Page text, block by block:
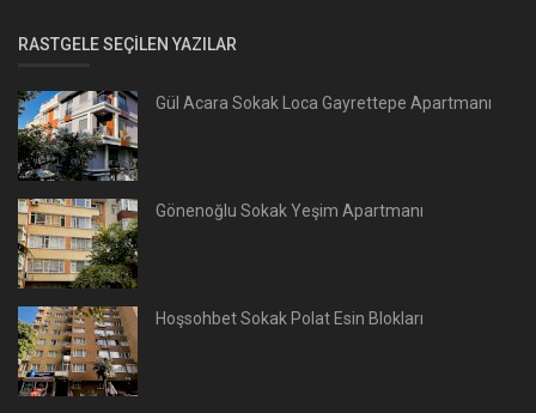
RASTGELE SEÇILEN YAZILAR
Gül Acara Sokak Loca Gayrettepe Apartmanı
Gönenoğlu Sokak Yeşim Apartmanı
Hoşsohbet Sokak Polat Esin Blokları